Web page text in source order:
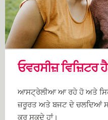
ਓਵਰਸੀਜ਼ ਵਿਜ਼ਿਟਰ
ਆਸਟ੍ਰੇਲੀਆ ਆ ਰਹੇ ਹੋ ਅਤੇ
ਜ਼ਰੂਰਤ ਅਤੇ ਬਜਟ ਦੇ ਚਲਦਿਆਂ
ਕਰ ਸਕਦੇ ਹਾਂ।